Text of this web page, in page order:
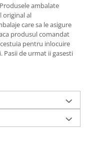
ambalate
original al
care sa le asigure
produsul comandat
pentru inlocuire
Pasii de urmat ii gasesti